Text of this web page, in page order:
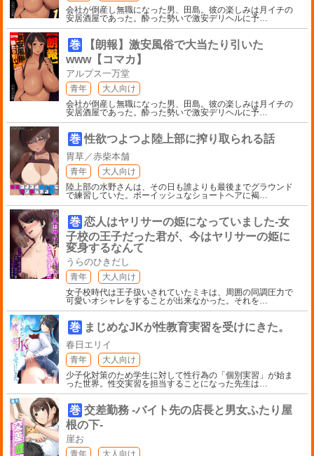
会社が倒産し無職になった男、田島。彼の楽しみは月イチの
安居酒屋であった。酔った勢いで激安デリヘルに予
巻
【朗報】激安風俗で大当たり引いた
www【コマカ】
アルプス一万堂
青年
大人向け
会社が倒産し無職になった男、田島。彼の楽しみは月イチの
安居酒屋であった。酔った勢いで激安デリヘルに予
巻 性欲つよつよ陸上部に搾り取られる話
胃草／赤柴本舗
青年
大人向け
陸上部の水野さんは、その日も誰よりも最後までグラウンド
で練習していた。ボーイッシュなショートヘアに褐
巻 恋人はヤリサーの姫になっていました-女
子校の王子だった君が、今はヤリサーの姫に
変身するなんて
うらのひきだし
青年
大人向け
女子校時代は王子扱いされていたミキは、周囲の同調圧力で
可愛いオシャレをすることが出来なかった。それを
巻 まじめなJKが性教育実習を受けにきた。
春日エリイ
青年
大人向け
少子化対策のため学生に対して性行為の「個別実習」が始ま
った世界。性交実習を担当することになった先生は
巻 交差勤務 -バイト先の店長と男女ふたり屋
根の下-
崖お
青年 大人向け